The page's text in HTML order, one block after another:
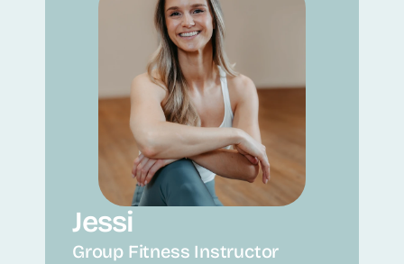
Jessi
Group Fitness Instructor